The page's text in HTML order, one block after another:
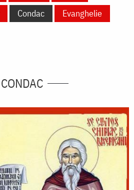
Condac
Evanghelie
CONDAC